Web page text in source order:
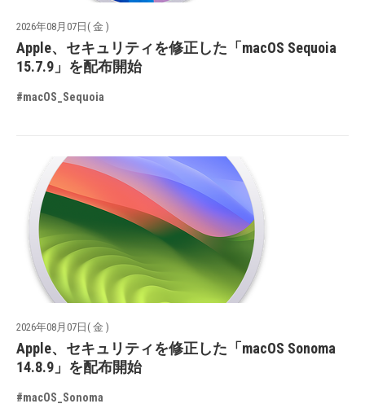
2026年08月07日( 金 )
Apple、セキュリティを修正した「macOS Sequoia
15.7.9」を配布開始
#macOS_Sequoia
2026年08月07日( 金 )
Apple、セキュリティを修正した「macOS Sonoma
14.8.9」を配布開始
#macOS_Sonoma